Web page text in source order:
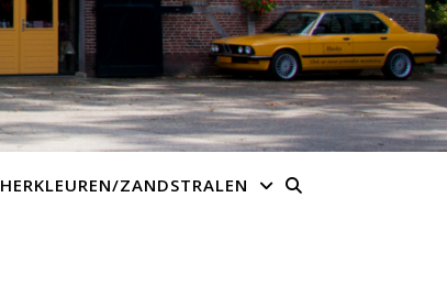
HERKLEUREN/ZANDSTRALEN